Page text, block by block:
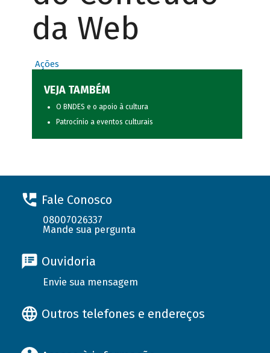
da Web
Ações
VEJA TAMBÉM
O BNDES e o apoio à cultura
Patrocínio a eventos culturais
Fale Conosco
08007026337
Mande sua pergunta
Ouvidoria
Envie sua mensagem
Outros telefones e endereços